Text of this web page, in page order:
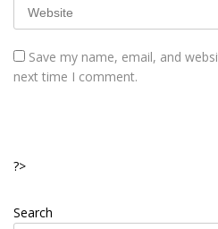
Save my name, email, and
next time I comment.
?>
Search